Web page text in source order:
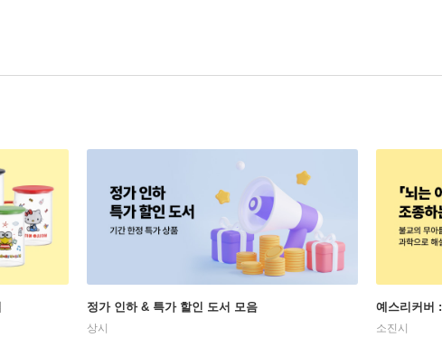
정가 인하 & 특가 할인 도서 모음
상시
예스리커버
소진시